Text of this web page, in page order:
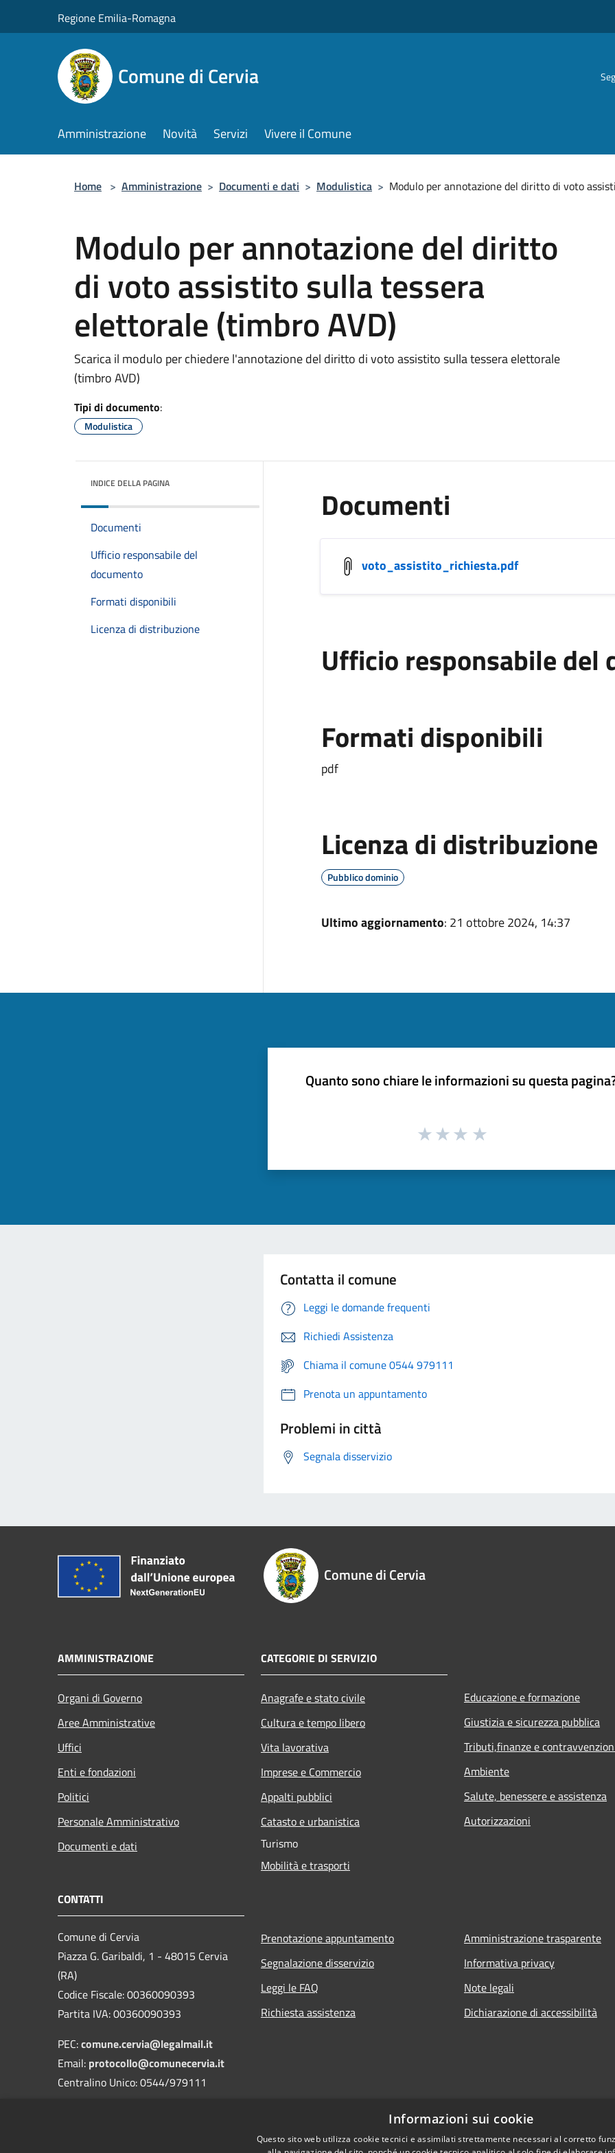
Regione Emilia-Romagna
Comune di Cervia
Amministrazione Novità Servizi Vivere il Comune
Home > Amministrazione > Documenti e dati > Modulistica > Modulo per annotazione del diritto di voto
Modulo per annotazione del diritto
di voto assistito sulla tessera
elettorale (timbro AVD)
Scarica il modulo per chiedere l'annotazione del diritto di voto assistito sulla tessera elettorale
(timbro AVD)
Tipi di documento:
Modulistica
INDICE DELLA PAGINA
Documenti
Ufficio responsabile del
documento
Formati disponibili
Licenza di distribuzione
Documenti
voto_assistito_richiesta.pdf
Ufficio responsabile del
Formati disponibili
pdf
Licenza di distribuzione
Pubblico dominio
Ultimo aggiornamento: 21 ottobre 2024, 14:37
Quanto sono chiare le informazioni su questa
Contatta il comune
Leggi le domande frequenti
Richiedi Assistenza
Chiama il comune 0544 979111
Prenota un appuntamento
Problemi in città
Segnala disservizio
Comune di Cervia
AMMINISTRAZIONE
Organi di Governo
Aree Amministrative
Uffici
Enti e fondazioni
Politici
Personale Amministrativo
Documenti e dati
CATEGORIE DI SERVIZIO
Anagrafe e stato civile
Cultura e tempo libero
Vita lavorativa
Imprese e Commercio
Appalti pubblici
Catasto e urbanistica
Turismo
Mobilità e trasporti
Educazione e formazione
Giustizia e sicurezza pubblica
Tributi,finanze e
Ambiente
Salute, benessere e assistenza
Autorizzazioni
CONTATTI
Comune di Cervia
Piazza G. Garibaldi, 1 - 48015 Cervia
(RA)
Codice Fiscale: 00360090393
Partita IVA: 00360090393
PEC:comune.cervia@legalmail.it
Email: protocollo@comunecervia.it
Centralino Unico: 0544/979111
Prenotazione appuntamento
Segnalazione disservizio
Leggi le FAQ
Richiesta assistenza
Amministrazione trasparente
Informativa privacy
Note legali
Dichiarazione di accessibilità
Informazioni sui cookie
Questo sito web utilizza cookie tecnici e assimilati strettamente necessari al corretto